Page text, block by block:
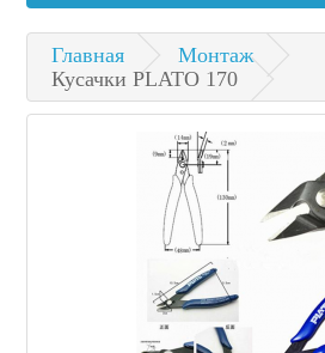
Главная
Монтаж
Кусачки PLATO 170